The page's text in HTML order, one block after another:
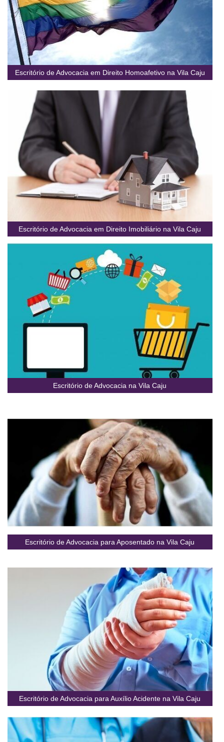
Escritório de Advocacia em Direito Homoafetivo na Vila Caju
Escritório de Advocacia em Direito Imobiliário na Vila Caju
Escritório de Advocacia na Vila Caju
Escritório de Advocacia para Aposentado na Vila Caju
Escritório de Advocacia para Auxílio Acidente na Vila Caju